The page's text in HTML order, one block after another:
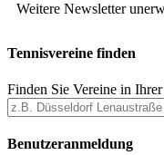
Weitere Newsletter
Tennisvereine finden
Finden Sie Vereine in
Benutzeranmeldung